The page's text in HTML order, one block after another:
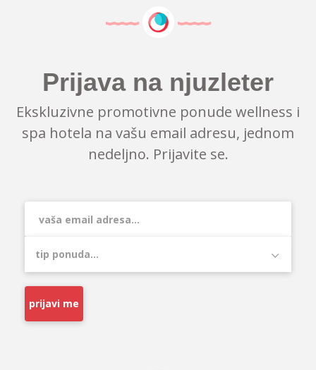
Prijava na njuzleter
Ekskluzivne promotivne ponude wellness i
spa hotela na vašu email adresu, jednom
nedeljno. Prijavite se.
prijavi me